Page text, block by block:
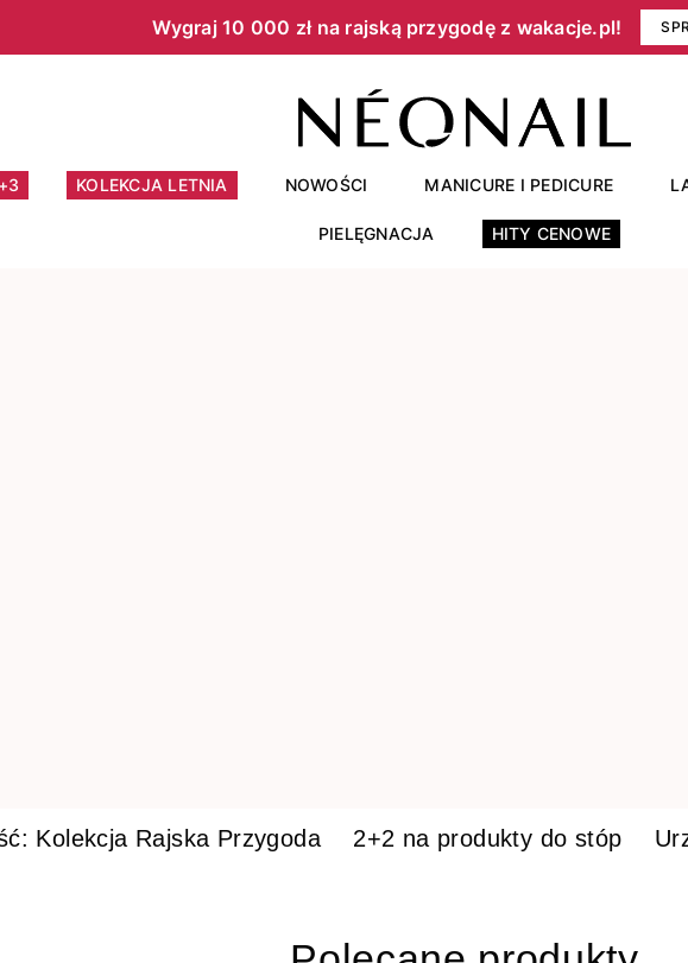
Wygraj 10 000 zł na rajską przygodę z wakacje.pl!​
KOLEKCJA LETNIA NOWOŚCI MANICURE I PEDICURE
PIELĘGNACJA HITY CENOWE
Kolekcja Rajska Przygoda 2+2 na produkty do stóp